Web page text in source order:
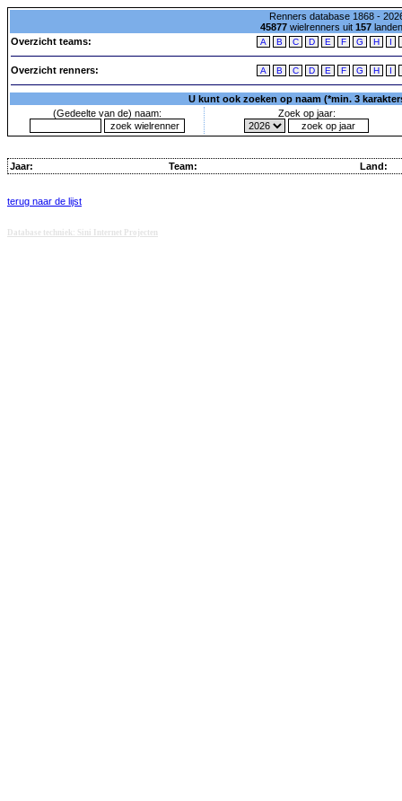
Renners database 1868 -
45877wielrenners uit 157
Overzicht teams:
A B C D E F G H I
Overzicht renners: A B C D E F G H I
U kunt ook zoeken op naam (*min. 3
(Gedeelte van de) naam:
Zoek op jaar:
Jaar: Team: Land:
terug naar de lijst
Database techniek: Sini Internet Projecten